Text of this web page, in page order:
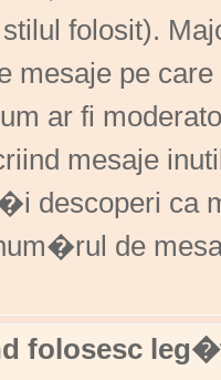
folosit).
mesaje pe
ar fi
mesaje
descoperi ca
de
folosesc